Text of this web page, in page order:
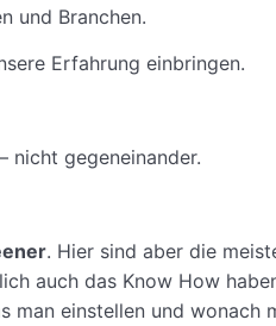
und Branchen.
Erfahrung einbringen.
nicht gegeneinander.
. Hier sind aber die
auch das Know How
man einstellen und wonach